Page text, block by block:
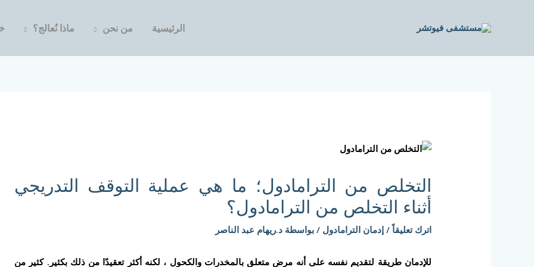
الرئيسية من نحن ماذا نُعالج؟
التخلص من الترامادول؛ ما هي عملية التوقف التدريجي
أثناء التخلص من الترامادول؟
اترك تعليقاً /إدمان الترامادول / بواسطة د.ريهام عبد الناصر
للإدمان طريقة لتقديم نفسه على أنه مرض متعلق بالمخدرات والكحول ، لكنه أكثر تعقيدًا من ذلك بكثير. كثير من